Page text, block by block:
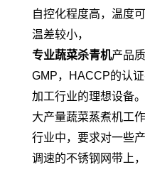
自控化程度高，温度
温差较小，
专业蔬菜杀青机产品
GMP，HACCP的认
加工行业的理想设备。
大产量蔬菜蒸煮机工
行业中，要求对一些
调速的不锈钢网带上